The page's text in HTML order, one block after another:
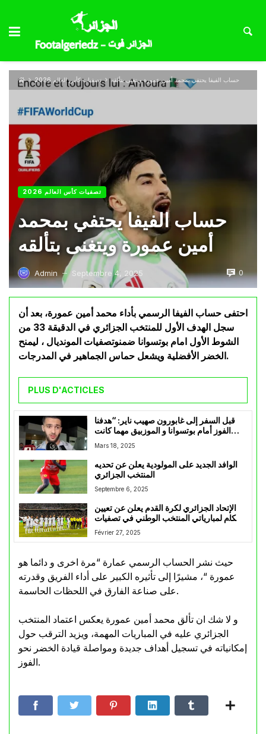
تصفيات كأس العالم 2026 حساب الفيفا يحتفي بمحمد أمين عمورة ويتغنى بتألقه
تصفيات كأس العالم 2026
حساب الفيفا يحتفي بمحمد
أمين عمورة ويتغنى بتألقه
Admin — Septembre 4, 2025 0
احتفى حساب الفيفا الرسمي بأداء محمد أمين عمورة، بعد أن
سجل الهدف الأول للمنتخب الجزائري في الدقيقة 33 من
الشوط الأول امام بوتسوانا ضمنوتصفيات المونديال ، ليمنح
الخضر الأفضلية ويشعل حماس الجماهير في المدرجات.
PLUS D'ACTICLES
قبل السفر إلى غابورون صهيب ناير: “هدفنا
الفوز أمام بوتسوانا و الموزبيق مهما كانت
Mars 18, 2025
الوافد الجديد على المولودية يعلن عن تحديه
المنتخب الجزائري
Septembre 6, 2025
الإتحاد الجزائري لكرة القدم يعلن عن تعيين
الحكام لمبارياتي المنتخب الوطني في تصفيات
كأس العالم 2026
Février 27, 2025
حيث نشر الحساب الرسمي عمارة “مرة اخرى و دائما هو
عمورة “، مشيرًا إلى تأثيره الكبير على أداء الفريق وقدرته
على صناعة الفارق في اللحظات الحاسمة.
و لا شك ان تألق محمد أمين عمورة يعكس اعتماد المنتخب
الجزائري عليه في المباريات المهمة، ويزيد الترقب حول
إمكانياته في تسجيل أهداف جديدة ومواصلة قيادة الخضر نحو
الفوز.